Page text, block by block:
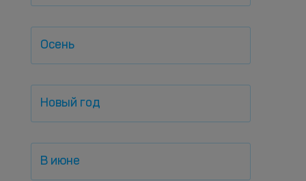
Осень
Новый год
В июне